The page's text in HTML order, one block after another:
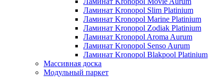
Ламинат Kronopol Slim Platinium
Ламинат Kronopol Marine Platinium
Ламинат Kronopol Zodiak Platinium
Ламинат Kronopol Aroma Aurum
Ламинат Kronopol Senso Aurum
Ламинат Kronopol Blakpool Platinium
Массивная доска
Модульный паркет